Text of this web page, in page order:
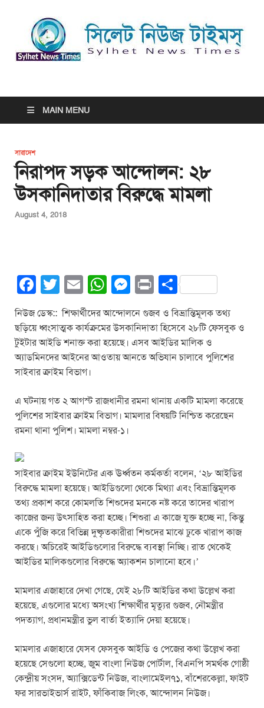
সিলেট নিউজ টাইমস্ | Sylhet
News Times
MAIN MENU
সারাদেশ
নিরাপদ সড়ক আন্দোলন: ২৮
উসকানিদাতার বিরুদ্ধে মামলা
August 4, 2018
F
a
c
e
b
o
o
k
T
wi
tt
er
E
m
ail
W
h
at
s
A
p
M
ss
e
n
er
Pr
t
S
h
ar
e
নিউজ ডেস্ক:: শিক্ষার্থীদের আন্দোলনে গুজব ও বিভ্রান্তিমূলক তথ্য
ছড়িয়ে ধ্বংসাত্মক কার্যক্রমের উসকানিদাতা হিসেবে ২৮টি ফেসবুক ও
টুইটার আইডি শনাক্ত করা হয়েছে। এসব আইডির মালিক ও
অ্যাডমিনদের আইনের আওতায় আনতে অভিযান চালাবে পুলিশের
সাইবার ক্রাইম বিভাগ।
এ ঘটনায় গত ২ আগস্ট রাজধানীর রমনা থানায় একটি মামলা করেছে
পুলিশের সাইবার ক্রাইম বিভাগ। মামলার বিষয়টি নিশ্চিত করেছেন
রমনা থানা পুলিশ। মামলা নম্বর-১।
সাইবার ক্রাইম ইউনিটের এক ঊর্ধ্বতন কর্মকর্তা বলেন, ‘২৮ আইডির
বিরুদ্ধে মামলা হয়েছে। আইডিগুলো থেকে মিথ্যা এবং বিভ্রান্তিমূলক
তথ্য প্রকাশ করে কোমলতি শিশুদের মনকে নষ্ট করে তাদের খারাপ
কাজের জন্য উৎসাহিত করা হচ্ছে। শিশুরা এ কাজে যুক্ত হচ্ছে না, কিন্তু
একে পুঁজি করে বিভিন্ন দুষ্কৃতকারীরা শিশুদের মাঝে ঢুকে খারাপ কাজ
করছে। অচিরেই আইডিগুলোর বিরুদ্ধে ব্যবস্থা নিচ্ছি। রাত থেকেই
আইডির মালিকগুলোর বিরুদ্ধে অ্যাকশন চালানো হবে।’
মামলার এজাহারে দেখা গেছে, যেই ২৮টি আইডির কথা উল্লেখ করা
হয়েছে, এগুলোর মধ্যে অসংখ্য শিক্ষার্থীর মৃত্যুর গুজব, নৌমন্ত্রীর
পদত্যাগ, প্রধানমন্ত্রীর ভুল বার্তা ইত্যাদি দেয়া হয়েছে।
মামলার এজাহারে যেসব ফেসবুক আইডি ও পেজের কথা উল্লেখ করা
হয়েছে সেগুলো হচ্ছে, জুম বাংলা নিউজ পোর্টাল, বিএনপি সমর্থক গোষ্ঠী
কেন্দ্রীয় সংসদ, অ্যাক্সিডেন্ট নিউজ, বাংলামেইল৭১, বাঁশেরকেল্লা, ফাইট
ফর সারভাইভার্স রাইট, ফাঁকিবাজ লিংক, আন্দোলন নিউজ।